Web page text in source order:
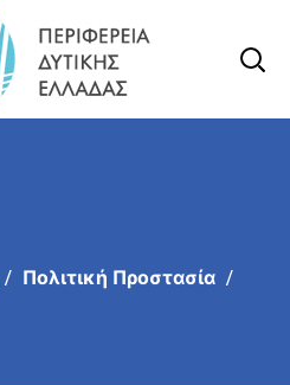
Πολιτική Προστασία